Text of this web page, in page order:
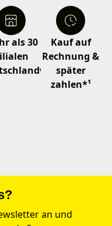
als 30
Kauf auf
Rechnung &
später
zahlen*¹
an und